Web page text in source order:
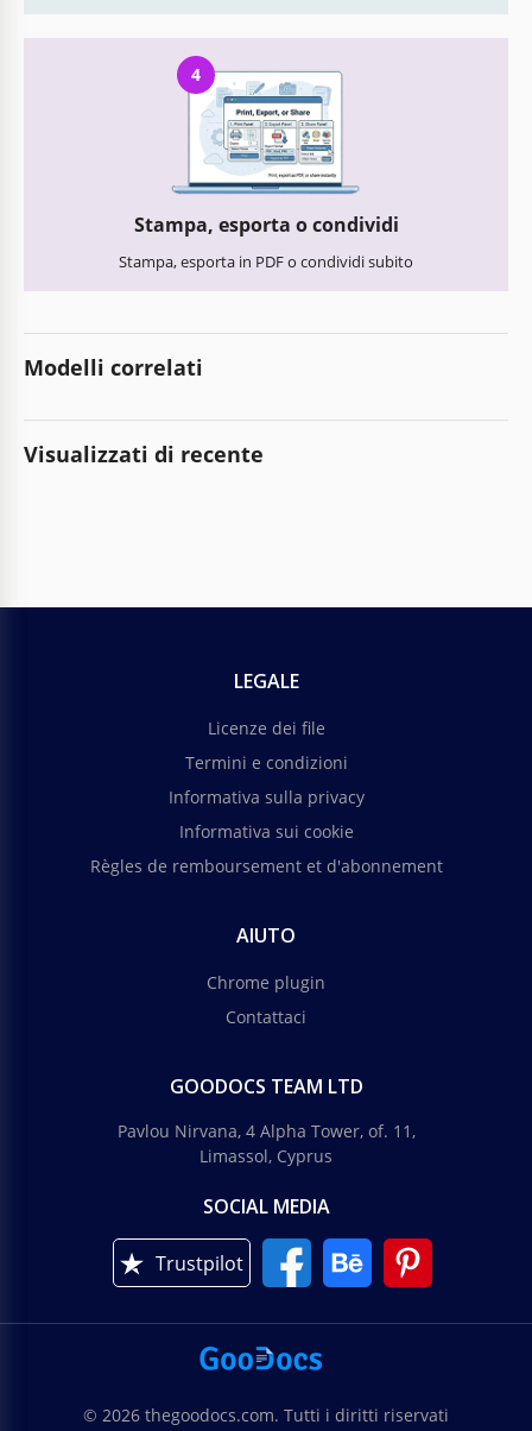
4
Stampa, esporta o condividi
Stampa, esporta in PDF o condividi subito
Modelli correlati
Visualizzati di recente
LEGALE
Licenze dei file
Termini e condizioni
Informativa sulla privacy
Informativa sui cookie
Règles de remboursement et d'abonnement
AIUTO
Chrome plugin
Contattaci
GOODOCS TEAM LTD
Pavlou Nirvana, 4 Alpha Tower, of. 11,
Limassol, Cyprus
SOCIAL MEDIA
Trustpilot
© 2026 thegoodocs.com. Tutti i diritti riservati